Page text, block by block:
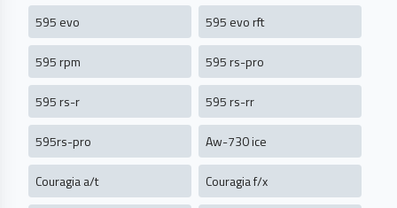
595 evo 595 evo rft
595 rpm 595 rs-pro
595 rs-r 595 rs-rr
595rs-pro Aw-730 ice
Couragia a/t Couragia f/x